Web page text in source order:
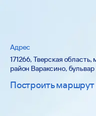
Адрес
171266, Тверская
район Вараксино,
Построить маршрут